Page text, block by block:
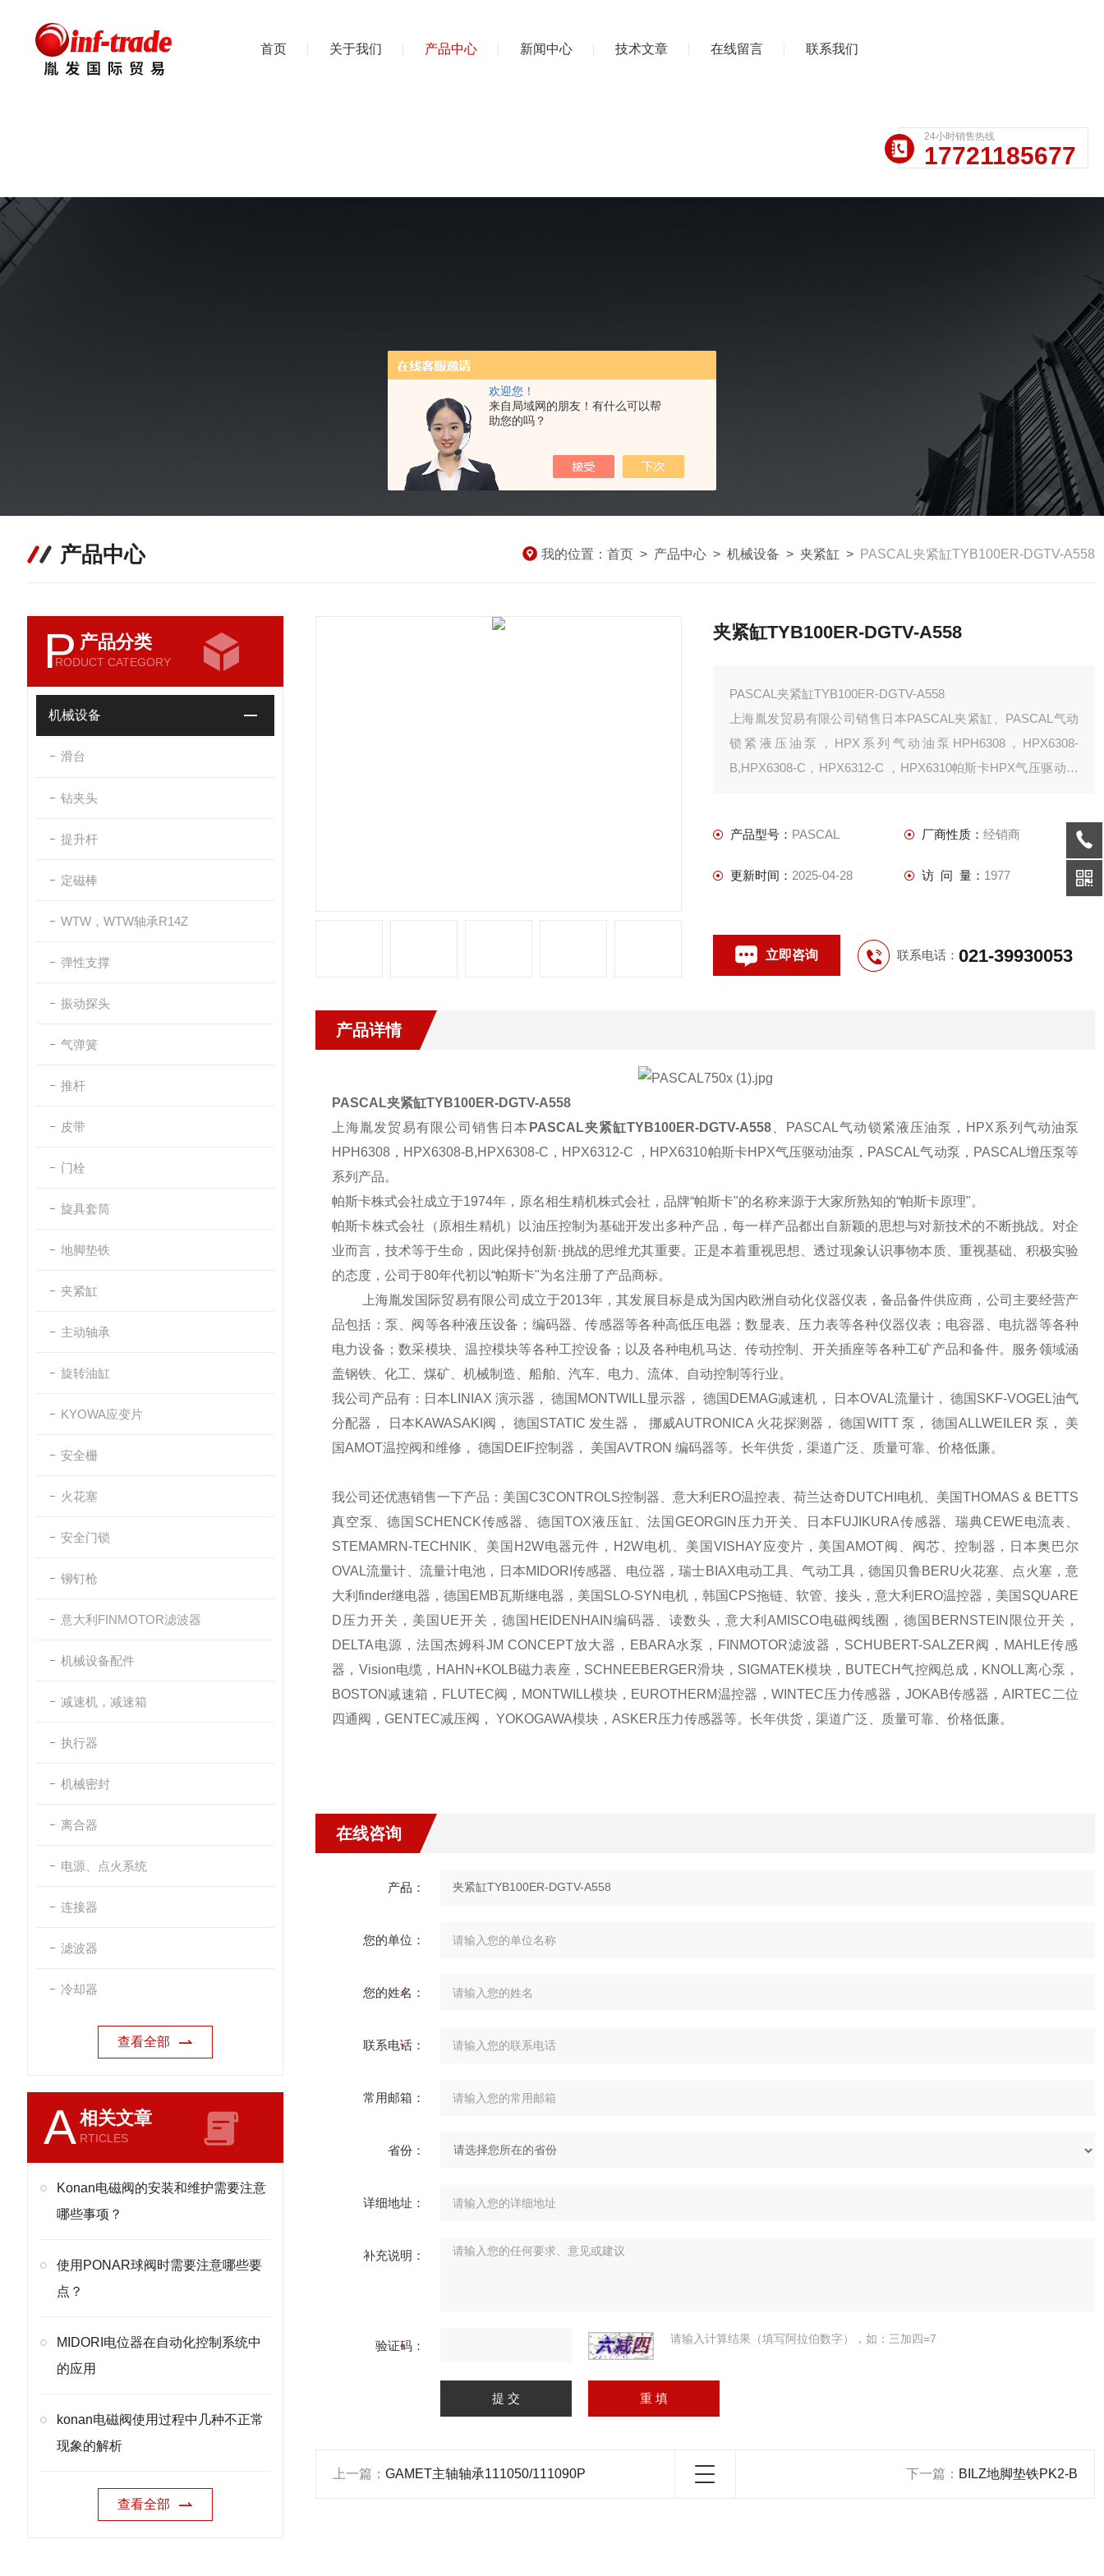
欢迎您！
来自局域网的朋友！有什么可以帮
助您的吗？
首页 关于我们 产品中心 新闻中心 技术文章 在线留言 联系我们
24小时销售热线
17721185677
产品中心 我的位置： 首页 > 产品中心 > 机械设备 > 夹紧缸 > PASCAL夹紧缸TYB100ER-DGTV-A558
P 产品分类
RODUCT CATEGORY
机械设备
滑台
钻夹头
提升杆
定磁棒
WTW，WTW轴承R14Z
弹性支撑
振动探头
气弹簧
推杆
皮带
门栓
旋具套筒
地脚垫铁
夹紧缸
主动轴承
旋转油缸
KYOWA应变片
安全栅
火花塞
安全门锁
铆钉枪
意大利FINMOTOR滤波器
机械设备配件
减速机，减速箱
执行器
机械密封
离合器
电源、点火系统
连接器
滤波器
冷却器
查看全部
A相关文章
RTICLES
Konan电磁阀的安装和维护需要注意
哪些事项？
使用PONAR球阀时需要注意哪些要
点？
MIDORI电位器在自动化控制系统中
的应用
konan电磁阀使用过程中几种不正常
现象的解析
查看全部
夹紧缸TYB100ER-DGTV-A558
PASCAL夹紧缸TYB100ER-DGTV-A558
上海胤发贸易有限公司销售日本PASCAL夹紧缸、PASCAL气动
锁紧液压油泵，HPX系列气动油泵HPH6308，HPX6308-
B,HPX6308-C，HPX6312-C ，HPX6310帕斯卡HPX气压驱动油
产品型号： PASCAL 厂商性质： 经销商
更新时间： 2025-04-28 访 问 量： 1977
立即咨询 联系电话： 021-39930053
产品详情
PASCAL夹紧缸TYB100ER-DGTV-A558
上海胤发贸易有限公司销售日本 PASCAL夹紧缸TYB100ER-DGTV-A558 PASCAL气动锁紧液压油泵， HPX系列气动油泵
HPH6308 ， HPX6308-B,HPX6308-C ， HPX6312-C ， HPX6310帕斯卡HPX气压驱动油泵， PASCAL气动泵， PASCAL增压泵等
系列产品。
帕斯卡株式会社成立于1974年，原名相生精机株式会社，品牌“帕斯卡"的名称来源于大家所熟知的“帕斯卡原理"。
帕斯卡株式会社（原相生精机）以油压控制为基础开发出多种产品，每一样产品都出自新颖的思想与对新技术的不断挑战。对企
业而言，技术等于生命，因此保持创新·挑战的思维尤其重要。正是本着重视思想、透过现象认识事物本质、重视基础、积极实验
的态度，公司于80年代初以“帕斯卡"为名注册了产品商标。
上海胤发国际贸易有限公司成立于2013年，其发展目标是成为国内欧洲自动化仪器仪表，备品备件供应商，公司主要经营产
品包括：泵、阀等各种液压设备；编码器、传感器等各种高低压电器；数显表、压力表等各种仪器仪表；电容器、电抗器等各种
电力设备；数采模块、温控模块等各种工控设备；以及各种电机马达、传动控制、开关插座等各种工矿产品和备件。服务领域涵
盖钢铁、化工、煤矿、机械制造、船舶、汽车、电力、流体、自动控制等行业。
我公司产品有：日本 LINIAX演示器， 德国 MONTWILL显示器， 德国 DEMAG减速机， 日本OVAL流量计， 德国 SKF-VOGEL油气
分配器， 日本KAWASAKI 阀， 德国 STATIC 发生器， 挪威AUTRONICA 火花探测器， 德国 WITT 泵， 德国 ALLWEILER 泵， 美
国AMOT温控阀和维修 ， 德国 DEIF控制器， 美国AVTRON 编码器等。长年供货，渠道广泛、质量可靠、价格低廉。
我公司还优惠销售一下产品：美国C3CONTROLS控制器、意大利 ERO温控表、荷兰达奇DUTCHI 电机、美国THOMAS & BETTS
真空泵、德国 SCHENCK传感器、德国TOX液压缸、法国 GEORGIN 压力开关、日本FUJIKURA传感器、瑞典CEWE电流表、
STEMAMRN-TECHNIK 、美国 H2W电器元件， H2W电机、美国 VISHAY应变片，美国AMOT阀、阀芯、控制器，日本奥巴尔
OVAL流量计、流量计电池，日本MIDORI 传感器、电位器，瑞士BIAX电动工具、气动工具，德国贝鲁BERU火花塞、点火塞，意
大利finder继电器，德国 EMB瓦斯继电器，美国 SLO-SYN 电机，韩国CPS拖链、软管、接头，意大利 ERO温控器，美国 SQUARE
D压力开关，美国 UE开关，德国 HEIDENHAIN 编码器、读数头，意大利 AMISCO电磁阀线圈，德国 BERNSTEIN 限位开关，
DELTA电源，法国杰姆科JM CONCEPT放大器， EBARA水泵， FINMOTOR滤波器， SCHUBERT-SALZER阀， MAHLE传感
器， Vision电缆， HAHN+KOLB磁力表座， SCHNEEBERGER滑块， SIGMATEK模块， BUTECH气控阀总成， KNOLL离心泵，
BOSTON减速箱， FLUTEC阀， MONTWILL模块， EUROTHERM温控器，WINTEC压力传感器， JOKAB传感器，AIRTEC 二位
四通阀， GENTEC减压阀， YOKOGAWA模块， ASKER压力传感器等。长年供货，渠道广泛、质量可靠、价格低廉。
在线咨询
产品：
您的单位：
您的姓名：
联系电话：
常用邮箱：
省份：
详细地址：
补充说明：
验证码： 请输入计算结果（填写阿拉伯数字），如：三加四=7
上一篇： GAMET主轴轴承111050/111090P 下一篇： BILZ地脚垫铁PK2-B